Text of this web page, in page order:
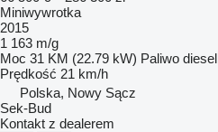
Miniwywrotka
2015
1 163 m/g
Moc 31 KM (22.79 kW) Paliwo diesel
Prędkość 21 km/h
Polska, Nowy Sącz
Sek-Bud
Kontakt z dealerem